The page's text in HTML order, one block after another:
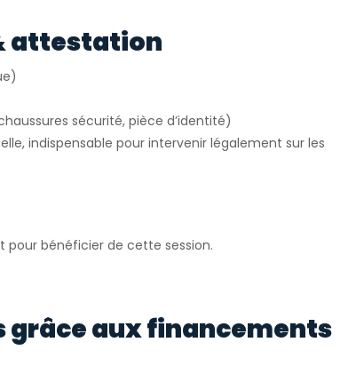
attestation
sécurité, pièce d’identité)
indispensable pour intervenir légalement sur les
pour bénéficier de cette session.
aux financements